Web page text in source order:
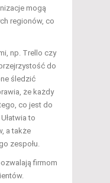
mogą
regionów, co
np. Trello czy
do
śledzić
że każdy
co jest do
to
a także
zespołu.
firmom